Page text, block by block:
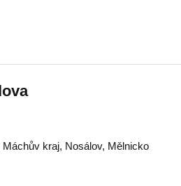
Máchův kraj, Nosálov, Mělnicko